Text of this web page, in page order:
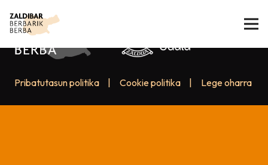
Pribatutasun politika Cookie politika Lege oharra